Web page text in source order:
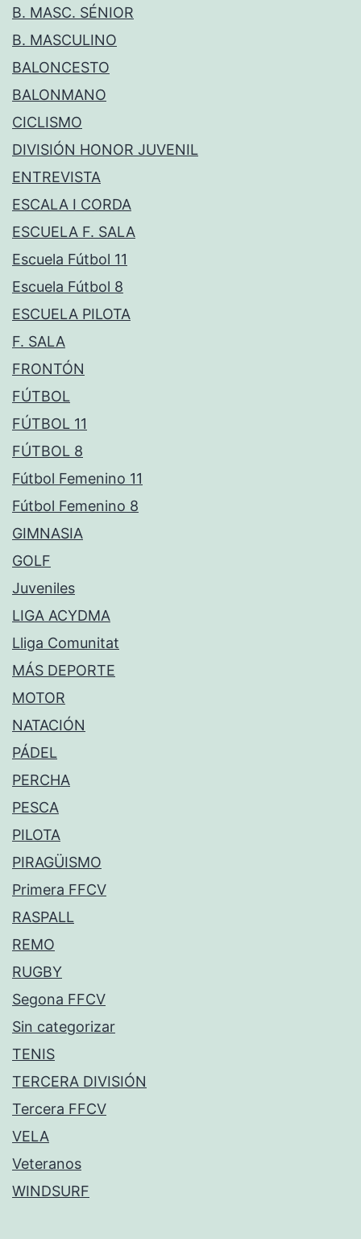
B. MASC. SÉNIOR
B. MASCULINO
BALONCESTO
BALONMANO
CICLISMO
DIVISIÓN HONOR JUVENIL
ENTREVISTA
ESCALA I CORDA
ESCUELA F. SALA
Escuela Fútbol 11
Escuela Fútbol 8
ESCUELA PILOTA
F. SALA
FRONTÓN
FÚTBOL
FÚTBOL 11
FÚTBOL 8
Fútbol Femenino 11
Fútbol Femenino 8
GIMNASIA
GOLF
Juveniles
LIGA ACYDMA
Lliga Comunitat
MÁS DEPORTE
MOTOR
NATACIÓN
PÁDEL
PERCHA
PESCA
PILOTA
PIRAGÜISMO
Primera FFCV
RASPALL
REMO
RUGBY
Segona FFCV
Sin categorizar
TENIS
TERCERA DIVISIÓN
Tercera FFCV
VELA
Veteranos
WINDSURF